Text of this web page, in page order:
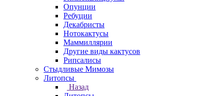
Опунции
Ребуции
Декабристы
Нотокактусы
Маммиллярии
Другие виды кактусов
Рипсалисы
Стыдливые Мимозы
Литопсы
Назад